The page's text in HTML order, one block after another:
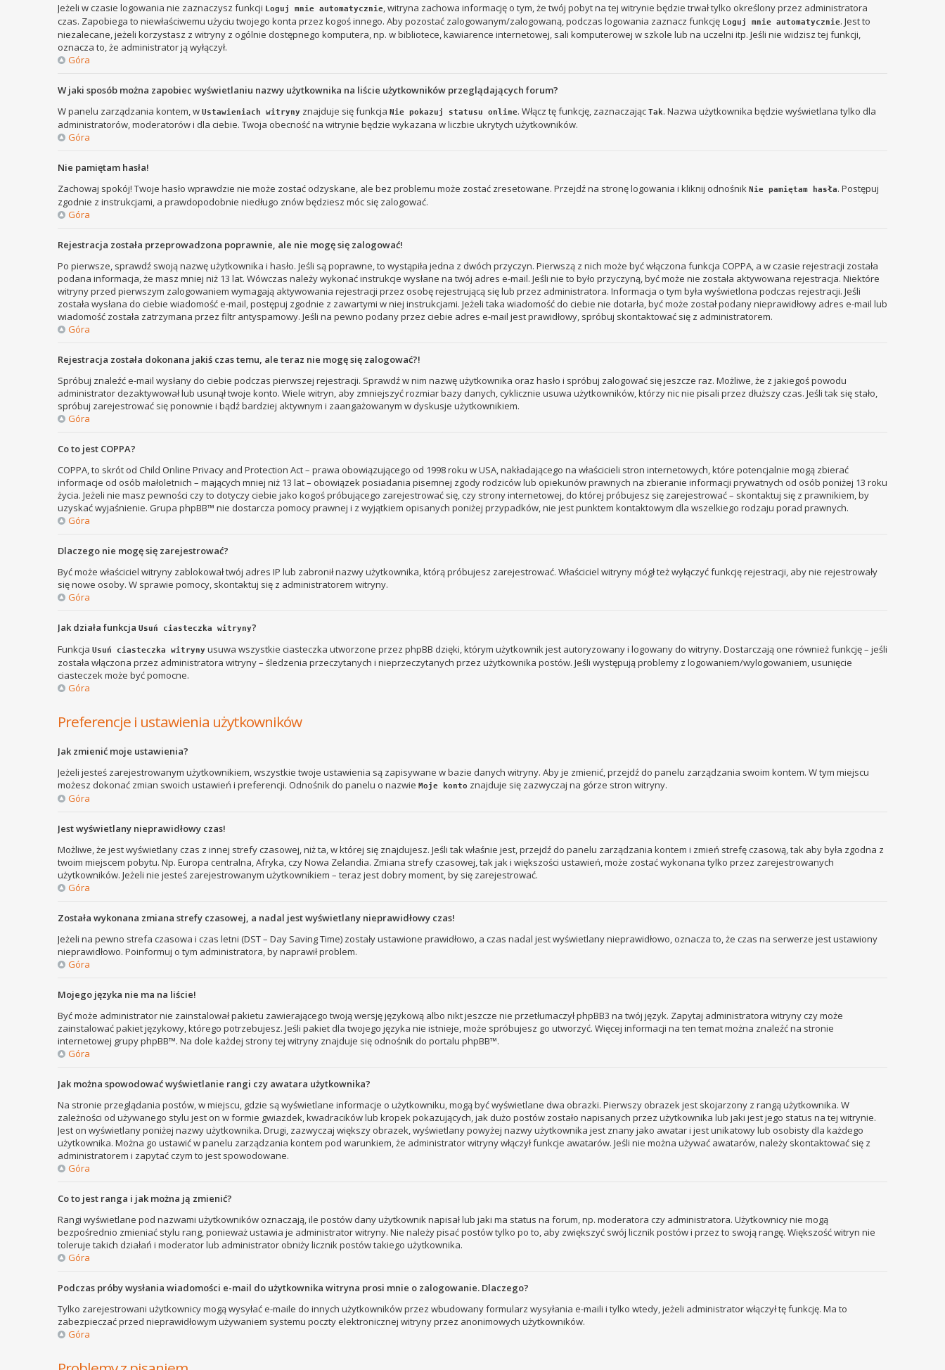
Jeżeli w czasie logowania nie zaznaczysz funkcji Loguj mnie automatycznie, witryna zachowa informację o tym, że twój pobyt na tej witrynie będzie trwał tylko określony przez administratora
czas. Zapobiega to niewłaściwemu użyciu twojego konta przez kogoś innego. Aby pozostać zalogowanym/zalogowaną, podczas logowania zaznacz funkcję Loguj mnie automatycznie. Jest to
niezalecane, jeżeli korzystasz z witryny z ogólnie dostępnego komputera, np. w bibliotece, kawiarence internetowej, sali komputerowej w szkole lub na uczelni itp. Jeśli nie widzisz tej funkcji,
oznacza to, że administrator ją wyłączył.
Góra
W jaki sposób można zapobiec wyświetlaniu nazwy użytkownika na liście użytkowników przeglądających forum?
W panelu zarządzania kontem, w Ustawieniach witryny znajduje się funkcja Nie pokazuj statusu online. Włącz tę funkcję, zaznaczając Tak. Nazwa użytkownika będzie wyświetlana tylko dla
administratorów, moderatorów i dla ciebie. Twoja obecność na witrynie będzie wykazana w liczbie ukrytych użytkowników.
Góra
Nie pamiętam hasła!
Zachowaj spokój! Twoje hasło wprawdzie nie może zostać odzyskane, ale bez problemu może zostać zresetowane. Przejdź na stronę logowania i kliknij odnośnik Nie pamiętam hasła. Postępuj
zgodnie z instrukcjami, a prawdopodobnie niedługo znów będziesz móc się zalogować.
Góra
Rejestracja została przeprowadzona poprawnie, ale nie mogę się zalogować!
Po pierwsze, sprawdź swoją nazwę użytkownika i hasło. Jeśli są poprawne, to wystąpiła jedna z dwóch przyczyn. Pierwszą z nich może być włączona funkcja COPPA, a w czasie rejestracji została
podana informacja, że masz mniej niż 13 lat. Wówczas należy wykonać instrukcje wysłane na twój adres e-mail. Jeśli nie to było przyczyną, być może nie została aktywowana rejestracja. Niektóre
witryny przed pierwszym zalogowaniem wymagają aktywowania rejestracji przez osobę rejestrującą się lub przez administratora. Informacja o tym była wyświetlona podczas rejestracji. Jeśli
została wysłana do ciebie wiadomość e-mail, postępuj zgodnie z zawartymi w niej instrukcjami. Jeżeli taka wiadomość do ciebie nie dotarła, być może został podany nieprawidłowy adres e-mail lub
wiadomość została zatrzymana przez filtr antyspamowy. Jeśli na pewno podany przez ciebie adres e-mail jest prawidłowy, spróbuj skontaktować się z administratorem.
Góra
Rejestracja została dokonana jakiś czas temu, ale teraz nie mogę się zalogować?!
Spróbuj znaleźć e-mail wysłany do ciebie podczas pierwszej rejestracji. Sprawdź w nim nazwę użytkownika oraz hasło i spróbuj zalogować się jeszcze raz. Możliwe, że z jakiegoś powodu
administrator dezaktywował lub usunął twoje konto. Wiele witryn, aby zmniejszyć rozmiar bazy danych, cyklicznie usuwa użytkowników, którzy nic nie pisali przez dłuższy czas. Jeśli tak się stało,
spróbuj zarejestrować się ponownie i bądź bardziej aktywnym i zaangażowanym w dyskusje użytkownikiem.
Góra
Co to jest COPPA?
COPPA, to skrót od Child Online Privacy and Protection Act – prawa obowiązującego od 1998 roku w USA, nakładającego na właścicieli stron internetowych, które potencjalnie mogą zbierać
informacje od osób małoletnich – mających mniej niż 13 lat – obowiązek posiadania pisemnej zgody rodziców lub opiekunów prawnych na zbieranie informacji prywatnych od osób poniżej 13 roku
życia. Jeżeli nie masz pewności czy to dotyczy ciebie jako kogoś próbującego zarejestrować się, czy strony internetowej, do której próbujesz się zarejestrować – skontaktuj się z prawnikiem, by
uzyskać wyjaśnienie. Grupa phpBB™ nie dostarcza pomocy prawnej i z wyjątkiem opisanych poniżej przypadków, nie jest punktem kontaktowym dla wszelkiego rodzaju porad prawnych.
Góra
Dlaczego nie mogę się zarejestrować?
Być może właściciel witryny zablokował twój adres IP lub zabronił nazwy użytkownika, którą próbujesz zarejestrować. Właściciel witryny mógł też wyłączyć funkcję rejestracji, aby nie rejestrowały
się nowe osoby. W sprawie pomocy, skontaktuj się z administratorem witryny.
Góra
Jak działa funkcja Usuń ciasteczka witryny?
Funkcja Usuń ciasteczka witryny usuwa wszystkie ciasteczka utworzone przez phpBB dzięki, którym użytkownik jest autoryzowany i logowany do witryny. Dostarczają one również funkcję – jeśli
została włączona przez administratora witryny – śledzenia przeczytanych i nieprzeczytanych przez użytkownika postów. Jeśli występują problemy z logowaniem/wylogowaniem, usunięcie
ciasteczek może być pomocne.
Góra
Preferencje i ustawienia użytkowników
Jak zmienić moje ustawienia?
Jeżeli jesteś zarejestrowanym użytkownikiem, wszystkie twoje ustawienia są zapisywane w bazie danych witryny. Aby je zmienić, przejdź do panelu zarządzania swoim kontem. W tym miejscu
możesz dokonać zmian swoich ustawień i preferencji. Odnośnik do panelu o nazwie Moje konto znajduje się zazwyczaj na górze stron witryny.
Góra
Jest wyświetlany nieprawidłowy czas!
Możliwe, że jest wyświetlany czas z innej strefy czasowej, niż ta, w której się znajdujesz. Jeśli tak właśnie jest, przejdź do panelu zarządzania kontem i zmień strefę czasową, tak aby była zgodna z
twoim miejscem pobytu. Np. Europa centralna, Afryka, czy Nowa Zelandia. Zmiana strefy czasowej, tak jak i większości ustawień, może zostać wykonana tylko przez zarejestrowanych
użytkowników. Jeżeli nie jesteś zarejestrowanym użytkownikiem – teraz jest dobry moment, by się zarejestrować.
Góra
Została wykonana zmiana strefy czasowej, a nadal jest wyświetlany nieprawidłowy czas!
Jeżeli na pewno strefa czasowa i czas letni (DST – Day Saving Time) zostały ustawione prawidłowo, a czas nadal jest wyświetlany nieprawidłowo, oznacza to, że czas na serwerze jest ustawiony
nieprawidłowo. Poinformuj o tym administratora, by naprawił problem.
Góra
Mojego języka nie ma na liście!
Być może administrator nie zainstalował pakietu zawierającego twoją wersję językową albo nikt jeszcze nie przetłumaczył phpBB3 na twój język. Zapytaj administratora witryny czy może
zainstalować pakiet językowy, którego potrzebujesz. Jeśli pakiet dla twojego języka nie istnieje, może spróbujesz go utworzyć. Więcej informacji na ten temat można znaleźć na stronie
internetowej grupy phpBB™. Na dole każdej strony tej witryny znajduje się odnośnik do portalu phpBB™.
Góra
Jak można spowodować wyświetlanie rangi czy awatara użytkownika?
Na stronie przeglądania postów, w miejscu, gdzie są wyświetlane informacje o użytkowniku, mogą być wyświetlane dwa obrazki. Pierwszy obrazek jest skojarzony z rangą użytkownika. W
zależności od używanego stylu jest on w formie gwiazdek, kwadracików lub kropek pokazujących, jak dużo postów zostało napisanych przez użytkownika lub jaki jest jego status na tej witrynie.
Jest on wyświetlany poniżej nazwy użytkownika. Drugi, zazwyczaj większy obrazek, wyświetlany powyżej nazwy użytkownika jest znany jako awatar i jest unikatowy lub osobisty dla każdego
użytkownika. Można go ustawić w panelu zarządzania kontem pod warunkiem, że administrator witryny włączył funkcje awatarów. Jeśli nie można używać awatarów, należy skontaktować się z
administratorem i zapytać czym to jest spowodowane.
Góra
Co to jest ranga i jak można ją zmienić?
Rangi wyświetlane pod nazwami użytkowników oznaczają, ile postów dany użytkownik napisał lub jaki ma status na forum, np. moderatora czy administratora. Użytkownicy nie mogą
bezpośrednio zmieniać stylu rang, ponieważ ustawia je administrator witryny. Nie należy pisać postów tylko po to, aby zwiększyć swój licznik postów i przez to swoją rangę. Większość witryn nie
toleruje takich działań i moderator lub administrator obniży licznik postów takiego użytkownika.
Góra
Podczas próby wysłania wiadomości e-mail do użytkownika witryna prosi mnie o zalogowanie. Dlaczego?
Tylko zarejestrowani użytkownicy mogą wysyłać e-maile do innych użytkowników przez wbudowany formularz wysyłania e-maili i tylko wtedy, jeżeli administrator włączył tę funkcję. Ma to
zabezpieczać przed nieprawidłowym używaniem systemu poczty elektronicznej witryny przez anonimowych użytkowników.
Góra